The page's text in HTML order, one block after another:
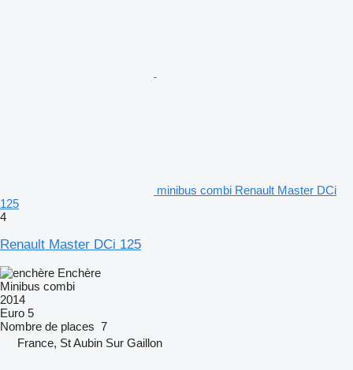
minibus combi Renault Master DCi
125
4
Renault Master DCi 125
Enchère
Minibus combi
2014
Euro 5
Nombre de places 7
France, St Aubin Sur Gaillon